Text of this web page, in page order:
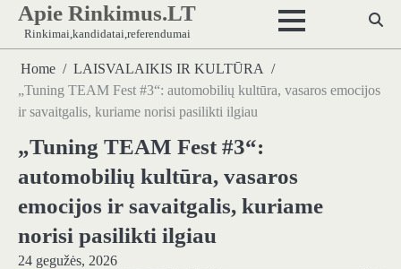
Skip
content
Apie Rinkimus.LT
Rinkimai,kandidatai,referendumai
Home
LAISVALAIKIS IR KULTŪRA
„Tuning TEAM Fest #3“: automobilių kultūra, vasaros emocijos
ir savaitgalis, kuriame norisi pasilikti ilgiau
„Tuning TEAM Fest #3“:
automobilių kultūra, vasaros
emocijos ir savaitgalis, kuriame
norisi pasilikti ilgiau
24 gegužės, 2026